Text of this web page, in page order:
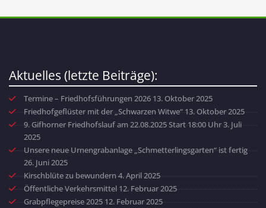
Aktuelles (letzte Beiträge):
Termine – Friedhofsführungen 2026 13. Oktober 2025
Friedhofgeflüster mit der „Schwarzen Witwe“ 13. Oktober 2025
9. Gifhorner Friedhofslauf am 22.08.2025 Start 18:00 Uhr3. Juli
2025
Unsere neue Urnengrabanlage „Schmetterlingsgarten“ ist fertig
26. Juni 2025
Kirschblüte zu bewundern 4. April 2025
Öffentliche Verkehrsmittel12. Februar 2025
Grabpflegepreise 202512. Februar 2025